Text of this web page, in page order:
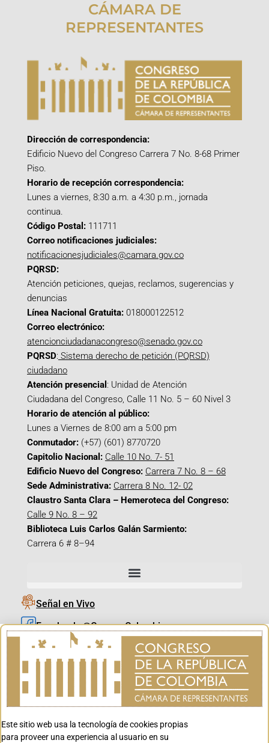
CÁMARA DE
REPRESENTANTES
Dirección de correspondencia:
Edificio Nuevo del Congreso Carrera 7 No. 8-68 Primer
Piso.
Horario de recepción correspondencia:
Lunes a viernes, 8:30 a.m. a 4:30 p.m., jornada
continua.
Código Postal: 111711
Correo notificaciones judiciales:
notificacionesjudiciales@camara.gov.co
PQRSD:
Atención peticiones, quejas, reclamos, sugerencias y
denuncias
Línea Nacional Gratuita: 018000122512
Correo electrónico:
atencionciudadanacongreso@senado.gov.co
PQRSD: Sistema derecho de petición (PQRSD)
ciudadano
Atención presencial : Unidad de Atención
Ciudadana del Congreso, Calle 11 No. 5 – 60 Nivel 3
Horario de atención al público:
Lunes a Viernes de 8:00 am a 5:00 pm
Conmutador: (+57) (601) 8770720
Capitolio Nacional: Calle 10 No. 7- 51
Edificio Nuevo del Congreso: Carrera 7 No. 8 – 68
Sede Administrativa: Carrera 8 No. 12- 02
Claustro Santa Clara – Hemeroteca del Congreso:
Calle 9 No. 8 – 92
Biblioteca Luis Carlos Galán Sarmiento:
Carrera 6 # 8–94
Señal en Vivo
Facebook_@CamaraColombia
Instagram_@CamaraColombia
X_@CamaraColombia
Youtube_@CamaraColombia
Youtube_@CanalCongreso
Este sitio web usa la tecnología de cookies propias
para proveer una experiencia al usuario en su